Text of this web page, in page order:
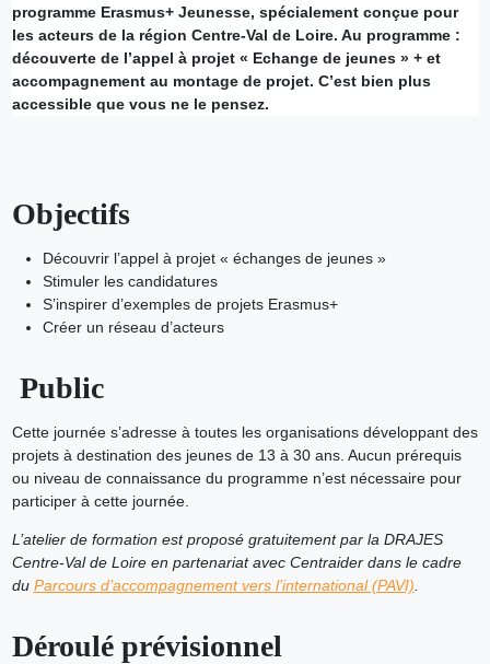
programme Erasmus+ Jeunesse, spécialement conçue pour
les acteurs de la région Centre-Val de Loire. Au programme :
découverte de l’appel à projet « Echange de jeunes » + et
accompagnement au montage de projet. C’est bien plus
accessible que vous ne le pensez.
Objectifs
Découvrir l’appel à projet « échanges de jeunes »
Stimuler les candidatures
S’inspirer d’exemples de projets Erasmus+
Créer un réseau d’acteurs
Public
Cette journée s’adresse à toutes les organisations développant des
projets à destination des jeunes de 13 à 30 ans. Aucun prérequis
ou niveau de connaissance du programme n’est nécessaire pour
participer à cette journée.
L’atelier de formation est proposé gratuitement par la DRAJES
Centre-Val de Loire en partenariat avec Centraider dans le cadre
du Parcours d’accompagnement vers l’international (PAVI)
Déroulé prévisionnel